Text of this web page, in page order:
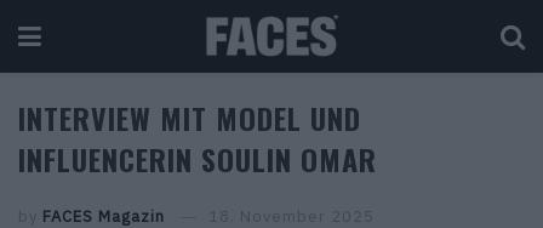
INTERVIEW MIT MODEL UND
INFLUENCERIN SOULIN OMAR
by FACES Magazin 18. November 2025